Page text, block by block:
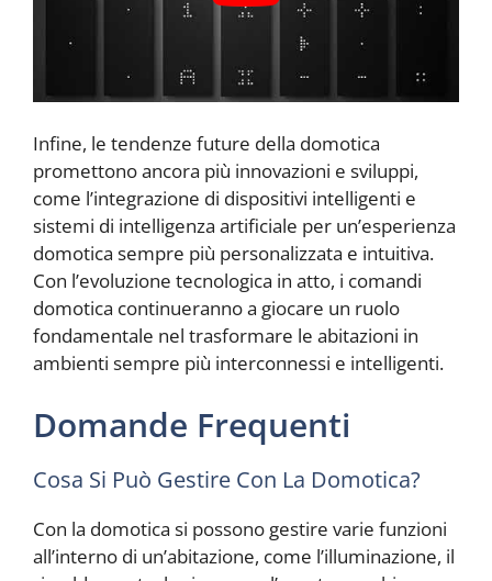
Infine, le tendenze future della domotica
promettono ancora più innovazioni e sviluppi,
come l’integrazione di dispositivi intelligenti e
sistemi di intelligenza artificiale per un’esperienza
domotica sempre più personalizzata e intuitiva.
Con l’evoluzione tecnologica in atto, i comandi
domotica continueranno a giocare un ruolo
fondamentale nel trasformare le abitazioni in
ambienti sempre più interconnessi e intelligenti.
Domande Frequenti
Cosa Si Può Gestire Con La Domotica?
Con la domotica si possono gestire varie funzioni
all’interno di un’abitazione, come l’illuminazione, il